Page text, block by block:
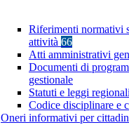
Riferimenti normativi
attività 66
Atti amministrativi
Documenti di
gestionale
Statuti e leggi regionali
Codice disciplinare e
Oneri informativi per